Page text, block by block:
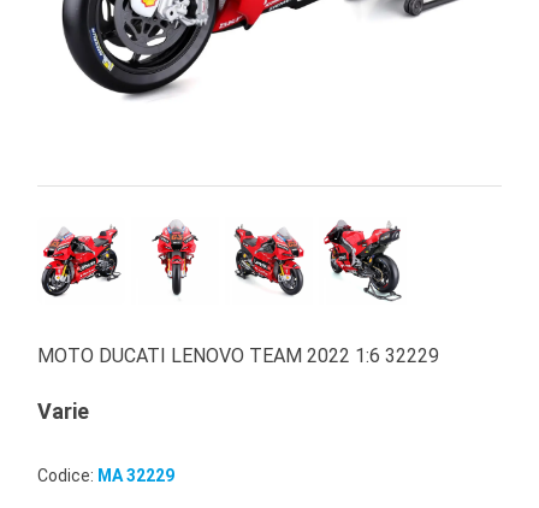
VALIGERIA-
BORSETTE
MOTO DUCATI LENOVO TEAM 2022 1:6 32229
Varie
Codice: MA 32229